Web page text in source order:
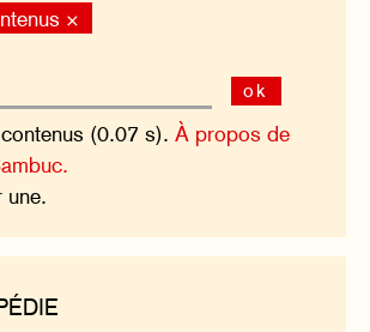
×
ok
(0.07 s).À propos de
une.